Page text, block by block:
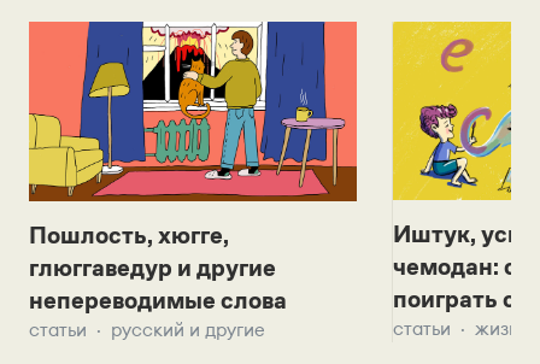
Пошлость, хюгге,
глюггаведур и другие
непереводимые слова
статьи русский и другие
Иштук,
чемодан:
поиграть с
статьи жизнь